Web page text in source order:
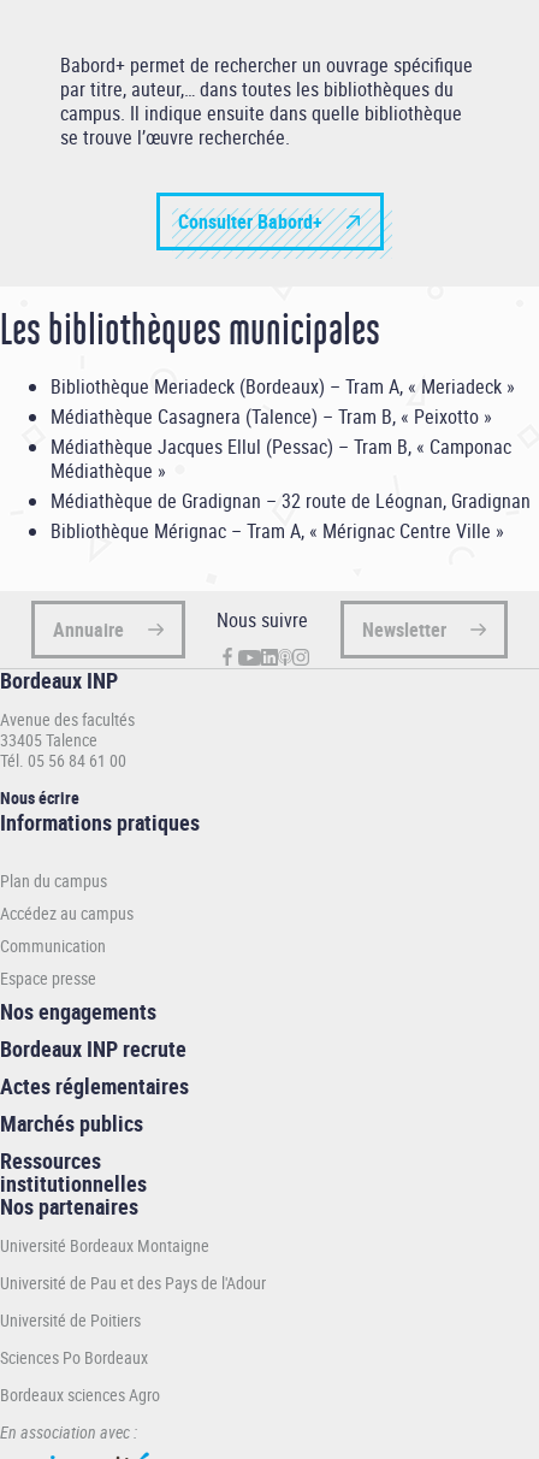
Babord+ permet de rechercher un ouvrage spécifique
par titre, auteur,… dans toutes les bibliothèques du
campus. Il indique ensuite dans quelle bibliothèque
se trouve l’œuvre recherchée.
Consulter Babord+
Les bibliothèques municipales
Bibliothèque Meriadeck (Bordeaux) – Tram A, « Meriadeck »
Médiathèque Casagnera (Talence) – Tram B, « Peixotto »
Médiathèque Jacques Ellul (Pessac) – Tram B, « Camponac
Médiathèque »
Médiathèque de Gradignan – 32 route de Léognan, Gradignan
Bibliothèque Mérignac – Tram A, « Mérignac Centre Ville »
Annuaire Nous suivre Newsletter
Bordeaux INP
Avenue des facultés
33405 Talence
Tél. 05 56 84 61 00
Nous écrire
Informations
INP
Informations pratiques
Plan du campus
Accédez au campus
Communication
Espace presse
Nos engagements
Bordeaux INP recrute
Actes réglementaires
Marchés publics
Ressources
institutionnelles
Nos partenaires
Université Bordeaux Montaigne
Université de Pau et des Pays de l'Adour
Université de Poitiers
Sciences Po Bordeaux
Bordeaux sciences Agro
En association avec :